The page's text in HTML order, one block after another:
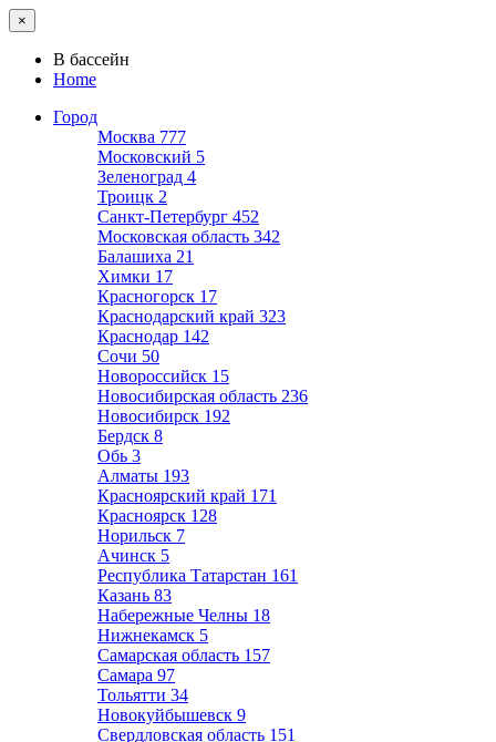
×
В бассейн
Home
Город
Москва 777
Московский 5
Зеленоград 4
Троицк 2
Санкт-Петербург 452
Московская область 342
Балашиха 21
Химки 17
Красногорск 17
Краснодарский край 323
Краснодар 142
Сочи 50
Новороссийск 15
Новосибирская область 236
Новосибирск 192
Бердск 8
Обь 3
Алматы 193
Красноярский край 171
Красноярск 128
Норильск 7
Ачинск 5
Республика Татарстан 161
Казань 83
Набережные Челны 18
Нижнекамск 5
Самарская область 157
Самара 97
Тольятти 34
Новокуйбышевск 9
Свердловская область 151